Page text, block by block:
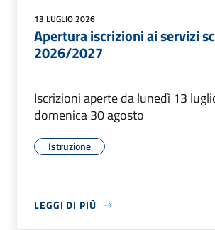
13 LUGLIO 2026
Apertura iscrizioni ai servizi
2026/2027
Iscrizioni aperte da lunedì 13
domenica 30 agosto
Istruzione
LEGGI DI PIÙ